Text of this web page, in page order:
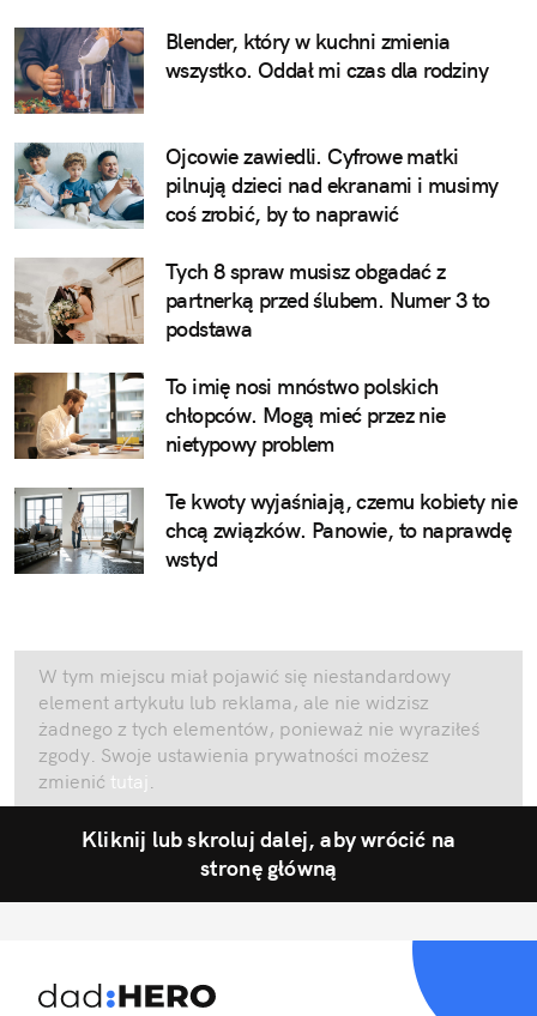
Blender, który w kuchni zmienia
wszystko. Oddał mi czas dla rodziny
Ojcowie zawiedli. Cyfrowe matki
pilnują dzieci nad ekranami i musimy
coś zrobić, by to naprawić
Tych 8 spraw musisz obgadać z
partnerką przed ślubem. Numer 3 to
podstawa
To imię nosi mnóstwo polskich
chłopców. Mogą mieć przez nie
nietypowy problem
Te kwoty wyjaśniają, czemu kobiety nie
chcą związków. Panowie, to naprawdę
wstyd
W tym miejscu miał pojawić się niestandardowy
element artykułu lub reklama, ale nie widzisz
żadnego z tych elementów, ponieważ nie wyraziłeś
zgody. Swoje ustawienia prywatności możesz
zmienić tutaj
Kliknij lub skroluj dalej, aby wrócić na
stronę główną